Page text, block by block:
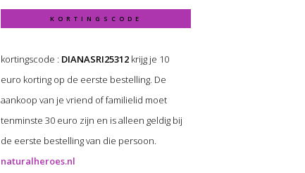
KORTINGSCODE
kortingscode : DIANASRI25312 krijg je 10
euro korting op de eerste bestelling. De
aankoop van je vriend of familielid moet
tenminste 30 euro zijn en is alleen geldig bij
de eerste bestelling van die persoon.
naturalheroes.nl